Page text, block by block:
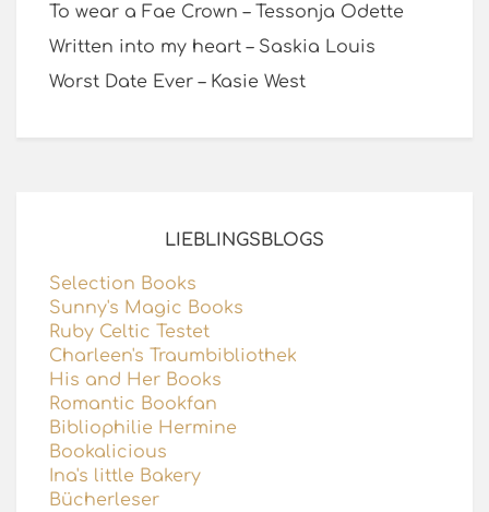
To wear a Fae Crown – Tessonja Odette
Written into my heart – Saskia Louis
Worst Date Ever – Kasie West
LIEBLINGSBLOGS
Selection Books
Sunny's Magic Books
Ruby Celtic Testet
Charleen's Traumbibliothek
His and Her Books
Romantic Bookfan
Bibliophilie Hermine
Bookalicious
Ina's little Bakery
Bücherleser